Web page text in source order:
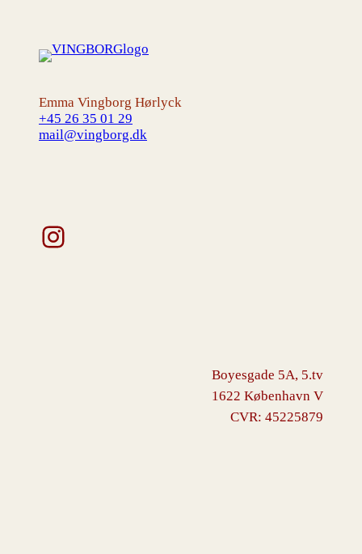
Emma Vingborg Hørlyck
+45 26 35 01 29
mail@vingborg.dk
Instagram
Boyesgade 5A, 5.tv
1622 København V
CVR: 45225879